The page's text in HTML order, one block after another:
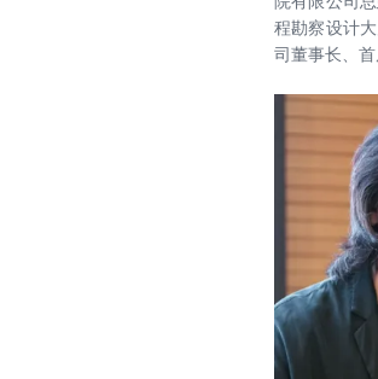
程勘察设计
司董事长、